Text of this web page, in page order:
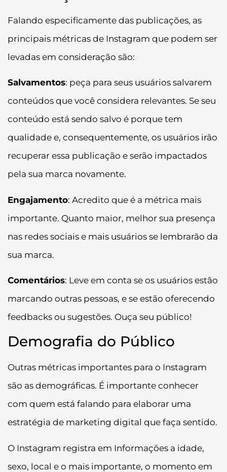
Falando especificamente das publicações, as
principais métricas de Instagram que podem ser
levadas em consideração são:
Salvamentos: peça para seus usuários salvarem
conteúdos que você considera relevantes. Se seu
conteúdo está sendo salvo é porque tem
qualidade e, consequentemente, os usuários irão
recuperar essa publicação e serão impactados
pela sua marca novamente.
Engajamento: Acredito que é a métrica mais
importante. Quanto maior, melhor sua presença
nas redes sociais e mais usuários se lembrarão da
sua marca.
Comentários: Leve em conta se os usuários estão
marcando outras pessoas, e se estão oferecendo
feedbacks ou sugestões. Ouça seu público!
Demografia do Público
Outras métricas importantes para o Instagram
são as demográficas. É importante conhecer
com quem está falando para elaborar uma
estratégia de marketing digital que faça sentido.
O Instagram registra em Informações a idade,
sexo, local e o mais importante, o momento em